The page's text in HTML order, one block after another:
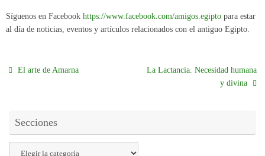
Síguenos en Facebook https://www.facebook.com/amigos.egipto para estar
al día de noticias, eventos y artículos relacionados con el antiguo Egipto.
El arte de Amarna
La Lactancia. Necesidad humana
y divina
Secciones